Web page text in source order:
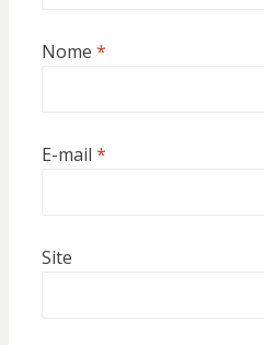
Nome *
E-mail *
Site